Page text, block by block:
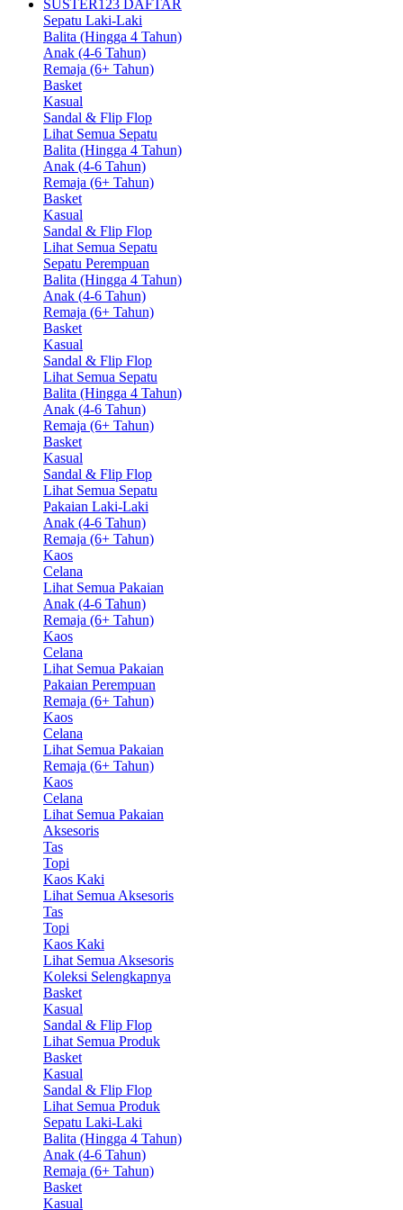
SUSTER123 DAFTAR
Sepatu Laki-Laki
Balita (Hingga 4 Tahun)
Anak (4-6 Tahun)
Remaja (6+ Tahun)
Basket
Kasual
Sandal & Flip Flop
Lihat Semua Sepatu
Balita (Hingga 4 Tahun)
Anak (4-6 Tahun)
Remaja (6+ Tahun)
Basket
Kasual
Sandal & Flip Flop
Lihat Semua Sepatu
Sepatu Perempuan
Balita (Hingga 4 Tahun)
Anak (4-6 Tahun)
Remaja (6+ Tahun)
Basket
Kasual
Sandal & Flip Flop
Lihat Semua Sepatu
Balita (Hingga 4 Tahun)
Anak (4-6 Tahun)
Remaja (6+ Tahun)
Basket
Kasual
Sandal & Flip Flop
Lihat Semua Sepatu
Pakaian Laki-Laki
Anak (4-6 Tahun)
Remaja (6+ Tahun)
Kaos
Celana
Lihat Semua Pakaian
Anak (4-6 Tahun)
Remaja (6+ Tahun)
Kaos
Celana
Lihat Semua Pakaian
Pakaian Perempuan
Remaja (6+ Tahun)
Kaos
Celana
Lihat Semua Pakaian
Remaja (6+ Tahun)
Kaos
Celana
Lihat Semua Pakaian
Aksesoris
Tas
Topi
Kaos Kaki
Lihat Semua Aksesoris
Tas
Topi
Kaos Kaki
Lihat Semua Aksesoris
Koleksi Selengkapnya
Basket
Kasual
Sandal & Flip Flop
Lihat Semua Produk
Basket
Kasual
Sandal & Flip Flop
Lihat Semua Produk
Sepatu Laki-Laki
Balita (Hingga 4 Tahun)
Anak (4-6 Tahun)
Remaja (6+ Tahun)
Basket
Kasual